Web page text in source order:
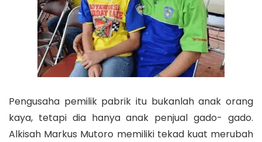
Pengusaha pemilik pabrik itu bukanlah anak orang
kaya, tetapi dia hanya anak penjual gado- gado.
Alkisah Markus Mutoro memiliki tekad kuat merubah